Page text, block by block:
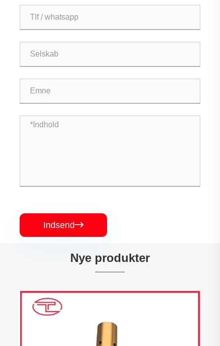
Indsend
Nye produkter